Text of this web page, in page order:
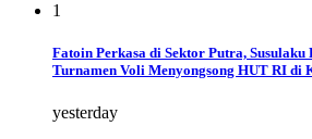
1
Fatoin Perkasa di Sektor Putra,
Turnamen Voli Menyongsong HUT RI di
yesterday